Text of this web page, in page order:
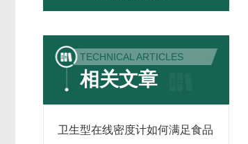
TECHNICAL ARTICLES
相关文章
卫生型在线密度计如何满足食品